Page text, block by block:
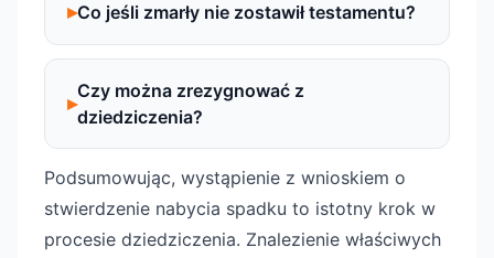
Co jeśli zmarły nie zostawił testamentu?
Czy można zrezygnować z
dziedziczenia?
Podsumowując, wystąpienie z wnioskiem o
stwierdzenie nabycia spadku to istotny krok w
procesie dziedziczenia. Znalezienie właściwych